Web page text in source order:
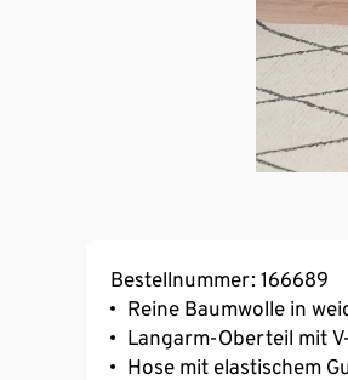
Bestellnummer: 166689
Reine Baumwolle in
Langarm-Oberteil mit
Hose mit elastischem